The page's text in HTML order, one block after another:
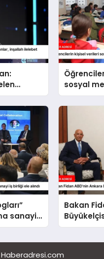
sosyal
sanayi
Bakan
etti